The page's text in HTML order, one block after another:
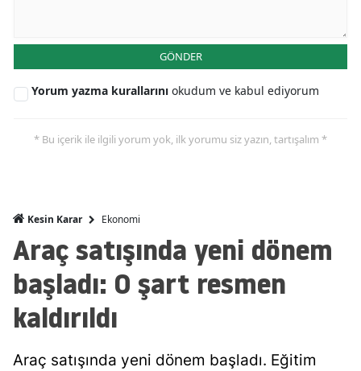
Kayseri
Kocaeli
Malatya
Manisa
GÖNDER
Yorum yazma kurallarını okudum ve kabul ediyorum
* Bu içerik ile ilgili yorum yok, ilk yorumu siz yazın, tartışalım *
Kesin Karar Ekonomi
Araç satışında yeni dönem
başladı: O şart resmen
kaldırıldı
Araç satışında yeni dönem başladı. Eğitim